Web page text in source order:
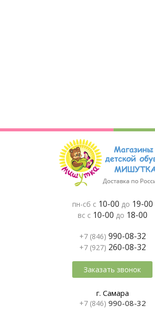
пн-сб с 10-00 до 19-00
вс с 10-00 до 18-00
+7 (846) 990-08-32
+7 (927) 260-08-32
Заказать звонок
г. Самара
+7 (846) 990-08-32